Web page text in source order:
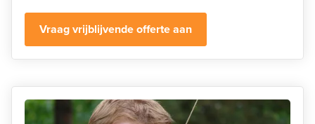
Vraag vrijblijvende offerte aan